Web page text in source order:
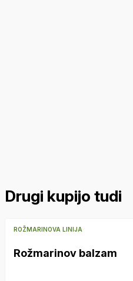
Drugi kupijo tudi
ROŽMARINOVA LINIJA
Rožmarinov balzam